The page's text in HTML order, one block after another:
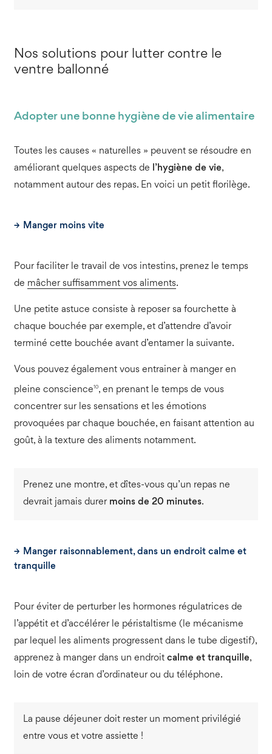
Nos solutions pour lutter contre le
ventre ballonné
Adopter une bonne hygiène de vie alimentaire
Toutes les causes « naturelles » peuvent se résoudre en
améliorant quelques aspects de l’hygiène de vie,
notamment autour des repas. En voici un petit florilège.
Manger moins vite
Pour faciliter le travail de vos intestins, prenez le temps
de mâcher suffisamment vos aliments.
Une petite astuce consiste à reposer sa fourchette à
chaque bouchée par exemple, et d’attendre d’avoir
terminé cette bouchée avant d’entamer la suivante.
Vous pouvez également vous entrainer à manger en
pleine conscience10, en prenant le temps de vous
concentrer sur les sensations et les émotions
provoquées par chaque bouchée, en faisant attention au
goût, à la texture des aliments notamment.
Prenez une montre, et dîtes-vous qu’un repas ne
devrait jamais durer moins de 20 minutes.
Manger raisonnablement, dans un endroit calme et
tranquille
Pour éviter de perturber les hormones régulatrices de
l’appétit et d’accélérer le péristaltisme (le mécanisme
par lequel les aliments progressent dans le tube digestif),
apprenez à manger dans un endroit calme et tranquille,
loin de votre écran d’ordinateur ou du téléphone.
La pause déjeuner doit rester un moment privilégié
entre vous et votre assiette !